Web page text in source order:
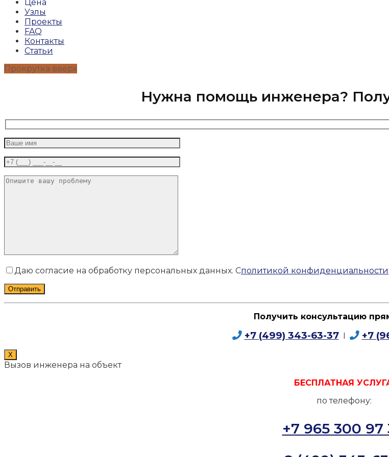
Цена
Узлы
Проекты
FAQ
Контакты
Статьи
Прокрутка вверх
Нужна помощь инженера?
Даю согласие на обработку персональных данных. Сполитикой конфиденциальности
Получить консультацию
+7 (499) 343-63-37I +7
X
Вызов инженера на объект
БЕСПЛАТНАЯ
по телефону:
+7 965 300 97